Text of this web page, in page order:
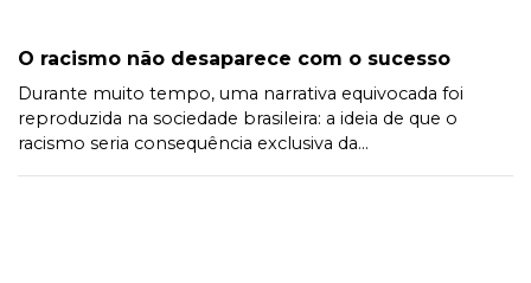
O racismo não desaparece com o sucesso
Durante muito tempo, uma narrativa equivocada foi
reproduzida na sociedade brasileira: a ideia de que o
racismo seria consequência exclusiva da...